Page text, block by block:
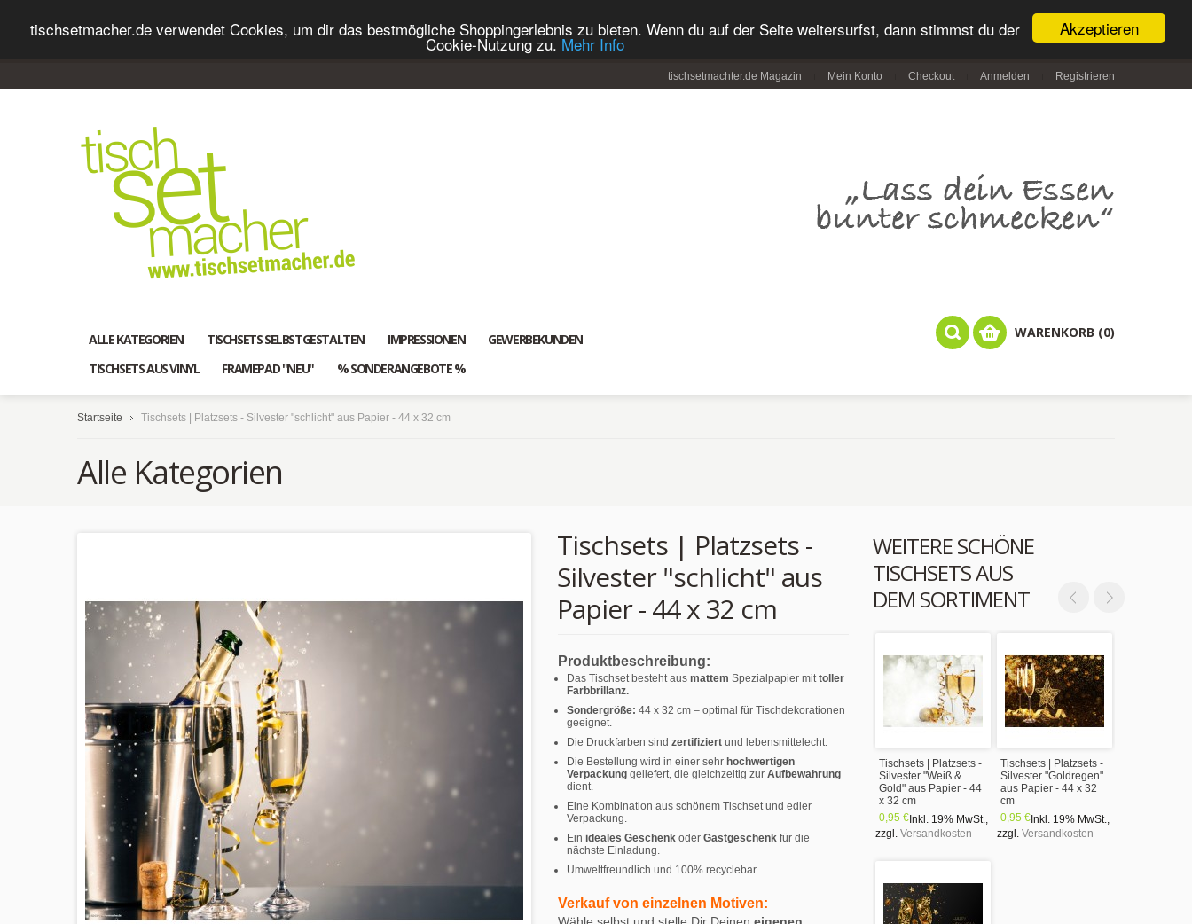
Akzeptieren
tischsetmacher.de verwendet Cookies, um dir das bestmögliche Shoppingerlebnis zu bieten. Wenn du auf der Seite weitersurfst, dann stimmst du der
Cookie-Nutzung zu. Mehr Info
tischsetmachter.de Magazin Mein Konto Checkout Anmelden Registrieren
ALLE KATEGORIEN TISCHSETS SELBSTGESTALTEN IMPRESSIONEN
GEWERBEKUNDEN
TISCHSETS AUS VINYL
FRAMEPAD "NEU" % SONDERANGEBOTE %
WARENKORB (0)
Startseite Tischsets | Platzsets - Silvester "schlicht" aus Papier - 44 x 32 cm
Alle Kategorien
WEITERE SCHÖNE
TISCHSETS AUS
DEM SORTIMENT
Tischsets | Platzsets -
Silvester "Weiß &
Gold" aus Papier - 44
x 32 cm
0,95 € Inkl. 19% MwSt.,
zzgl. Versandkosten
Tischsets | Platzsets -
Silvester "Goldregen"
aus Papier - 44 x 32
cm
0,95 € Inkl. 19% MwSt.,
zzgl. Versandkosten
Tischsets | Platzsets -
Silvester "schlicht" aus
Papier - 44 x 32 cm
Produktbeschreibung:
Das Tischset besteht aus mattem Spezialpapier mittoller
Farbbrillanz.
Sondergröße: 44 x 32 cm – optimal für Tischdekorationen
geeignet.
Die Druckfarben sind zertifiziert und lebensmittelecht.
Die Bestellung wird in einer sehr hochwertigen
Verpackung geliefert, die gleichzeitig zur Aufbewahrung
dient.
Eine Kombination aus schönem Tischset und edler
Verpackung.
Ein ideales Geschenk oder Gastgeschenk für die
nächste Einladung.
Umweltfreundlich und 100% recyclebar.
Verkauf von einzelnen Motiven: